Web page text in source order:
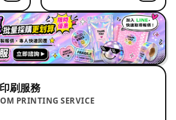
刷服務
PRINTING SERVICE